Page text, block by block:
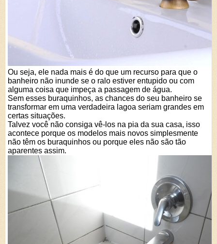
Ou seja, ele nada mais é do que um recurso para que o
banheiro não inunde se o ralo estiver entupido ou com
alguma coisa que impeça a passagem de água.
Sem esses buraquinhos, as chances do seu banheiro se
transformar em uma verdadeira lagoa seriam grandes em
certas situações.
Talvez você não consiga vê-los na pia da sua casa, isso
acontece porque os modelos mais novos simplesmente
não têm os buraquinhos ou porque eles não são tão
aparentes assim.